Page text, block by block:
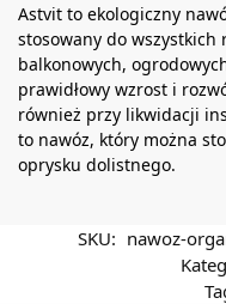
Astvit to ekologiczny
stosowany do wszystkich
balkonowych,
prawidłowy wzrost i
również przy likwidacji
to nawóz, który można
oprysku dolistnego.
SKU: nawoz-